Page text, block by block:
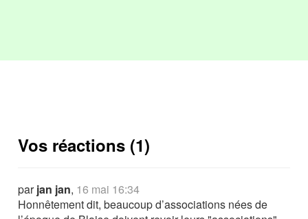
Vos réactions (1)
parjan jan, 16 mai 16:34
Honnêtement dit, beaucoup d’associations nées de